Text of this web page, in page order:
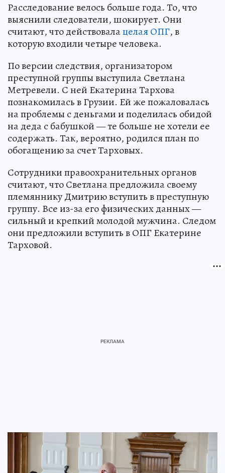
Расследование велось больше года. То, что
выяснили следователи, шокирует. Они
считают, что действовалацелая ОПГ, в
которую входили четыре человека.
По версии следствия, организатором
преступной группы выступила Светлана
Метревели. С ней Екатерина Тархова
познакомилась в Грузии. Ей же пожаловалась
на проблемы с деньгами и поделилась обидой
на деда с бабушкой — те больше не хотели ее
содержать. Так, вероятно, родился план по
обогащению за счет Тарховых.
Сотрудники правоохранительных органов
считают, что Светлана предложила своему
племяннику Дмитрию вступить в преступную
группу. Все из-за его физических данных —
сильный и крепкий молодой мужчина. Следом
они предложили вступить в ОПГ Екатерине
Тарховой.